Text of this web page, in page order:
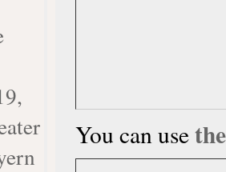
You can use